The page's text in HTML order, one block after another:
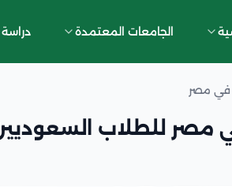
الجامعات المعتمدة دراسة
في مصر
مصر للطلاب